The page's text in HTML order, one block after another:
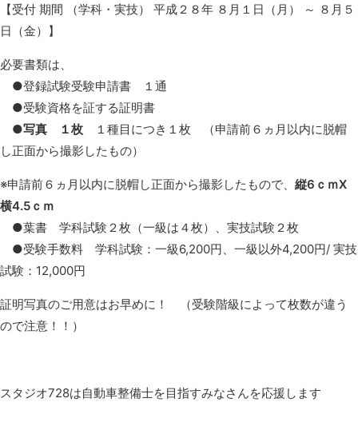
【受付 期間 （学科・実技） 平成２８年 ８月１日（月） ～ ８月５
日（金）】
必要書類は、
●登録試験受験申請書 １通
●受験資格を証する証明書
●写真 １枚 １種目につき１枚 （申請前６ヵ月以内に脱帽
し正面から撮影したもの）
※申請前６ヵ月以内に脱帽し正面から撮影したもので、 縦6ｃｍX
横4.5ｃｍ
●葉書 学科試験２枚（一級は４枚）、実技試験２枚
●受験手数料 学科試験：一級6,200円、一級以外4,200円/ 実技
試験：12,000円
証明写真のご用意はお早めに！ （受験階級によって枚数が違う
ので注意！！）
スタジオ728は自動車整備士を目指すみなさんを応援します